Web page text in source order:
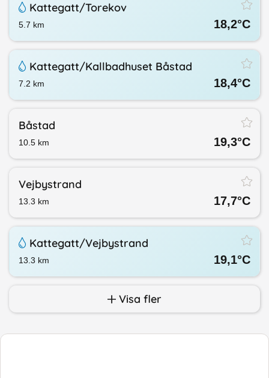
Kattegatt/​Torekov
5.7 km 18,2°C
Kattegatt/​Kallbadhuset Båstad
7.2 km 18,4°C
Båstad
10.5 km 19,3°C
Vejbystrand
13.3 km 17,7°C
Kattegatt/​Vejbystrand
13.3 km 19,1°C
Visa fler